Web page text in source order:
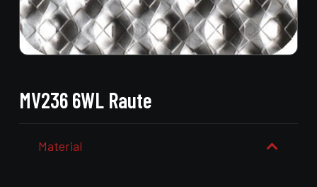
MV236 6WL Raute
Material